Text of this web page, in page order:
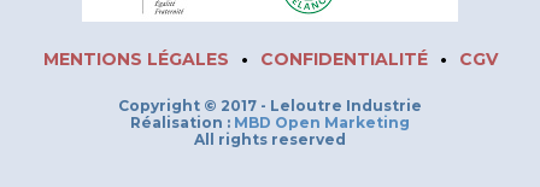
MENTIONS LÉGALES • CONFIDENTIALITÉ • CGV
Copyright © 2017 - Leloutre Industrie
Réalisation : MBD Open Marketing
All rights reserved